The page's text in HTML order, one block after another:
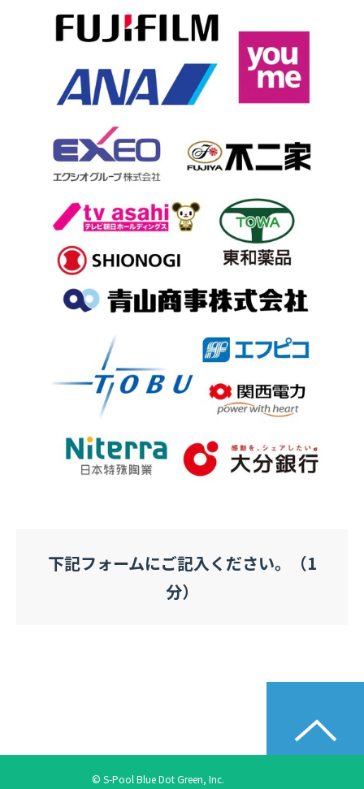
下記フォームにご記入ください。（1
分）
© S-Pool Blue Dot Green, Inc.